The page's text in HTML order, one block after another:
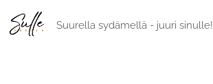
Suurella sydämellä - juuri sinulle!